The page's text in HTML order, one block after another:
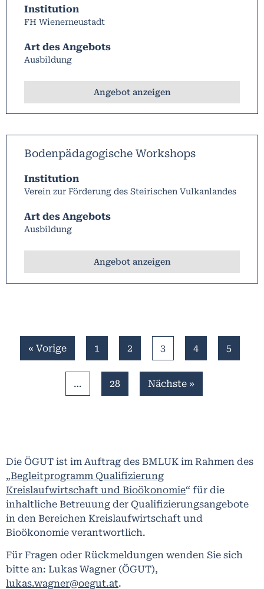
Institution
FH Wienerneustadt
Art des Angebots
Ausbildung
Angebot anzeigen
Bodenpädagogische Workshops
Institution
Verein zur Förderung des Steirischen Vulkanlandes
Art des Angebots
Ausbildung
Angebot anzeigen
« Vorige 1 2 3 4 5
… 28 Nächste »
Die ÖGUT ist im Auftrag des BMLUK im Rahmen des
„Begleitprogramm Qualifizierung
Kreislaufwirtschaft und Bioökonomie“ für die
inhaltliche Betreuung der Qualifizierungsangebote
in den Bereichen Kreislaufwirtschaft und
Bioökonomie verantwortlich.
Für Fragen oder Rückmeldungen wenden Sie sich
bitte an: Lukas Wagner (ÖGUT),
lukas.wagner@oegut.at.